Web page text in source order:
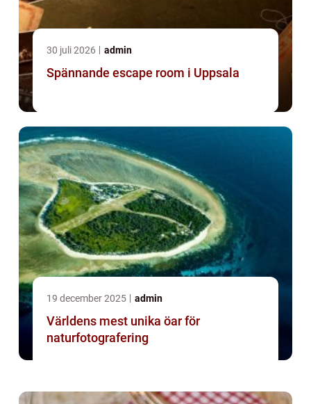
30 juli 2026 admin
Spännande escape room i Uppsala
19 december 2025 admin
Världens mest unika öar för
naturfotografering